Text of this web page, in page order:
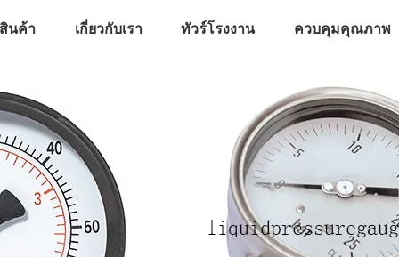
สินค้า เกี่ยวกับเรา ทัวร์โรงงาน ควบคุมคุณภาพ